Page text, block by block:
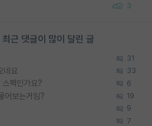
3
근 댓글이 많이 달린 글
31
네요 33
펙인가요? 6
어보는거임? 19
9
7